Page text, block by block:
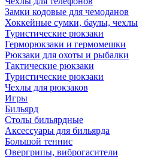
Замки кодовые для чемоданов
Хоккейные сумки, баулы, чехлы
Туристические рюкзаки
Герморюкзаки и гермомешки
Рюкзаки для охоты и рыбалки
Тактические рюкзаки
Туристические рюкзаки
Чехлы для рюкзаков
Игры
Бильярд
Столы бильярдные
Аксессуары для бильярда
Большой теннис
Овергрипы, виброгасители